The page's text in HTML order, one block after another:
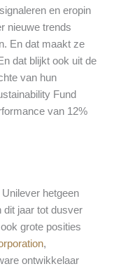
en eropin
nieuwe trends
En dat maakt ze
dat blijkt ook uit de
van hun
Fund
van 12%
hetgeen
dit jaar tot dusver
grote posities
,
ontwikkelaar